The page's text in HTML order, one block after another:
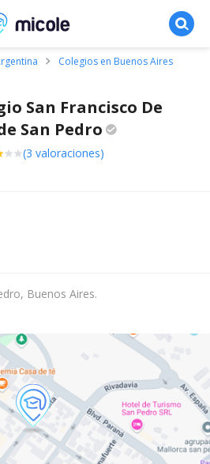
buscador de colegios
Colegios en Buenos Aires
San Francisco De
San Pedro
(3 valoraciones)
Buenos Aires.